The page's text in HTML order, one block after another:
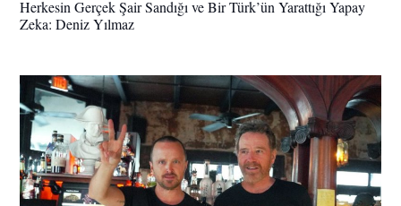
Herkesin Gerçek Şair Sandığı ve Bir Türk’ün Yarattığı Yapay
Zeka: Deniz Yılmaz